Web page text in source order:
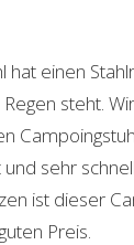
hat einen
steht.
sehr
ist dieser
Preis.